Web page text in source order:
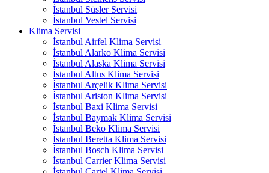
İstanbul Süsler Servisi
İstanbul Vestel Servisi
Klima Servisi
İstanbul Airfel Klima Servisi
İstanbul Alarko Klima Servisi
İstanbul Alaska Klima Servisi
İstanbul Altus Klima Servisi
İstanbul Arçelik Klima Servisi
İstanbul Ariston Klima Servisi
İstanbul Baxi Klima Servisi
İstanbul Baymak Klima Servisi
İstanbul Beko Klima Servisi
İstanbul Beretta Klima Servisi
İstanbul Bosch Klima Servisi
İstanbul Carrier Klima Servisi